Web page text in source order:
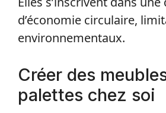
d’économie circulaire,
environnementaux.
Créer des
palettes chez soi